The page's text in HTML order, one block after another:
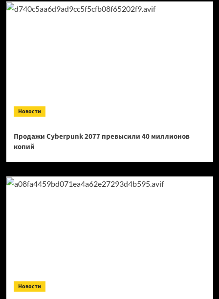
Новости
Продажи Cyberpunk 2077 превысили 40 миллионов
копий
Новости